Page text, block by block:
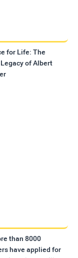
for Life: The
of Albert
than 8000
have applied for